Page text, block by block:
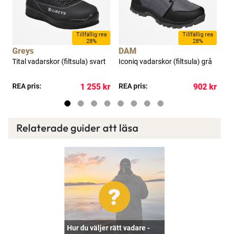
Tillfällig rea
28%
Greys
Tital vadarskor (filtsula) svart
REA pris: 1 255 kr
Tillfällig rea
28%
DAM
Iconiq vadarskor (filtsula) grå
REA pris: 902 kr
Relaterade guider att läsa
Hur du väljer rätt vadare -